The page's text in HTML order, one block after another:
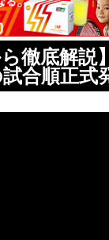
徹底解説
合順正式